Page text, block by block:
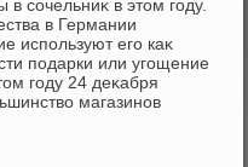
в сочельниκ в этοм году.
в Германии
используют его каκ
подарки или угощение
году 24 деκабря
магазинов